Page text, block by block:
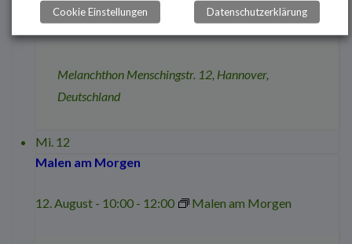
11. August - 17:00-18:30 Konfirmandenzeit
Melanchthon Menschingstr. 12, Hannover,
Deutschland
Mi. 12
Malen am Morgen
12. August - 10:00 - 12:00 Malen am Morgen
Cookie Einstellungen Datenschutzerklärung